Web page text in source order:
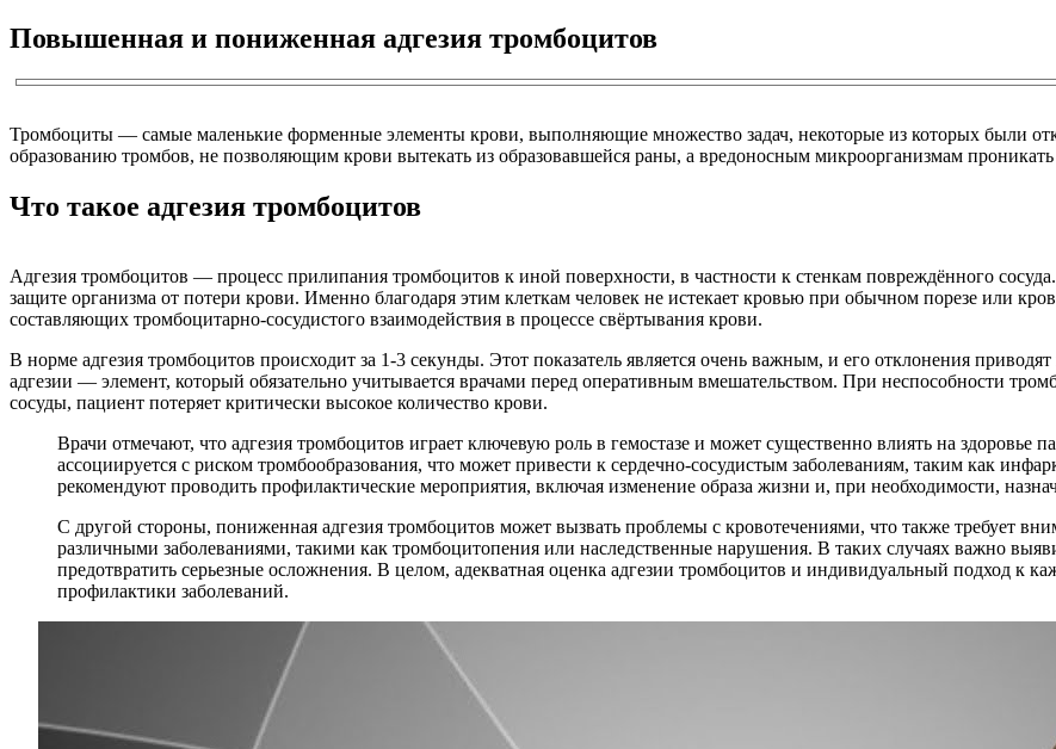
Повышенная и пониженная адгезия тромбоцитов
Тромбоциты — самые маленькие форменные элементы крови, выполняющие множество задач, некоторые из которых были
образованию тромбов, не позволяющим крови вытекать из образовавшейся раны, а вредоносным микроорганизмам проникать
Что такое адгезия тромбоцитов
Адгезия тромбоцитов — процесс прилипания тромбоцитов к иной поверхности, в частности к стенкам повреждённого
защите организма от потери крови. Именно благодаря этим клеткам человек не истекает кровью при обычном порезе или
составляющих тромбоцитарно-сосудистого взаимодействия в процессе свёртывания крови.
В норме адгезия тромбоцитов происходит за 1-3 секунды. Этот показатель является очень важным, и его отклонения
адгезии — элемент, который обязательно учитывается врачами перед оперативным вмешательством. При неспособности
сосуды, пациент потеряет критически высокое количество крови.
Врачи отмечают, что адгезия тромбоцитов играет ключевую роль в гемостазе и может существенно влиять на здоровье
ассоциируется с риском тромбообразования, что может привести к сердечно-сосудистым заболеваниям, таким как
рекомендуют проводить профилактические мероприятия, включая изменение образа жизни и, при необходимости,
С другой стороны, пониженная адгезия тромбоцитов может вызвать проблемы с кровотечениями, что также требует
различными заболеваниями, такими как тромбоцитопения или наследственные нарушения. В таких случаях важно
предотвратить серьезные осложнения. В целом, адекватная оценка адгезии тромбоцитов и индивидуальный подход к
профилактики заболеваний.